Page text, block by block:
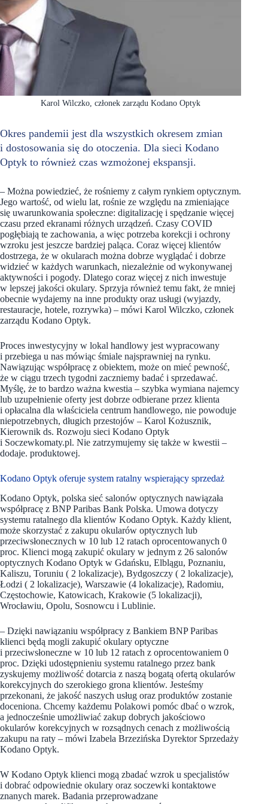
Karol Wilczko, członek zarządu Kodano Optyk
Okres pandemii jest dla wszystkich okresem zmian
i dostosowania się do otoczenia. Dla sieci Kodano
Optyk to również czas wzmożonej ekspansji.
– Można powiedzieć, że rośniemy z całym rynkiem optycznym.
Jego wartość, od wielu lat, rośnie ze względu na zmieniające
się uwarunkowania społeczne: digitalizację i spędzanie więcej
czasu przed ekranami różnych urządzeń. Czasy COVID
pogłębiają te zachowania, a więc potrzeba korekcji i ochrony
wzroku jest jeszcze bardziej paląca. Coraz więcej klientów
dostrzega, że w okularach można dobrze wyglądać i dobrze
widzieć w każdych warunkach, niezależnie od wykonywanej
aktywności i pogody. Dlatego coraz więcej z nich inwestuje
w lepszej jakości okulary. Sprzyja również temu fakt, że mniej
obecnie wydajemy na inne produkty oraz usługi (wyjazdy,
restauracje, hotele, rozrywka) – mówi Karol Wilczko, członek
zarządu Kodano Optyk.
Proces inwestycyjny w lokal handlowy jest wypracowany
i przebiega u nas mówiąc śmiale najsprawniej na rynku.
Nawiązując współpracę z obiektem, może on mieć pewność,
że w ciągu trzech tygodni zaczniemy badać i sprzedawać.
Myślę, że to bardzo ważna kwestia – szybka wymiana najemcy
lub uzupełnienie oferty jest dobrze odbierane przez klienta
i opłacalna dla właściciela centrum handlowego, nie powoduje
niepotrzebnych, długich przestojów – Karol Kożusznik,
Kierownik ds. Rozwoju sieci Kodano Optyk
i Soczewkomaty.pl. Nie zatrzymujemy się także w kwestii –
dodaje. produktowej.
Kodano Optyk oferuje system ratalny wspierający sprzedaż
Kodano Optyk, polska sieć salonów optycznych nawiązała
współpracę z BNP Paribas Bank Polska. Umowa dotyczy
systemu ratalnego dla klientów Kodano Optyk. Każdy klient,
może skorzystać z zakupu okularów optycznych lub
przeciwsłonecznych w 10 lub 12 ratach oprocentowanych 0
proc. Klienci mogą zakupić okulary w jednym z 26 salonów
optycznych Kodano Optyk w Gdańsku, Elblągu, Poznaniu,
Kaliszu, Toruniu ( 2 lokalizacje), Bydgoszczy ( 2 lokalizacje),
Łodzi ( 2 lokalizacje), Warszawie (4 lokalizacje), Radomiu,
Częstochowie, Katowicach, Krakowie (5 lokalizacji),
Wrocławiu, Opolu, Sosnowcu i Lublinie.
– Dzięki nawiązaniu współpracy z Bankiem BNP Paribas
klienci będą mogli zakupić okulary optyczne
i przeciwsłoneczne w 10 lub 12 ratach z oprocentowaniem 0
proc. Dzięki udostępnieniu systemu ratalnego przez bank
zyskujemy możliwość dotarcia z naszą bogatą ofertą okularów
korekcyjnych do szerokiego grona klientów. Jesteśmy
przekonani, że jakość naszych usług oraz produktów zostanie
doceniona. Chcemy każdemu Polakowi pomóc dbać o wzrok,
a jednocześnie umożliwiać zakup dobrych jakościowo
okularów korekcyjnych w rozsądnych cenach z możliwością
zakupu na raty – mówi Izabela Brzezińska Dyrektor Sprzedaży
Kodano Optyk.
W Kodano Optyk klienci mogą zbadać wzrok u specjalistów
i dobrać odpowiednie okulary oraz soczewki kontaktowe
znanych marek. Badania przeprowadzane